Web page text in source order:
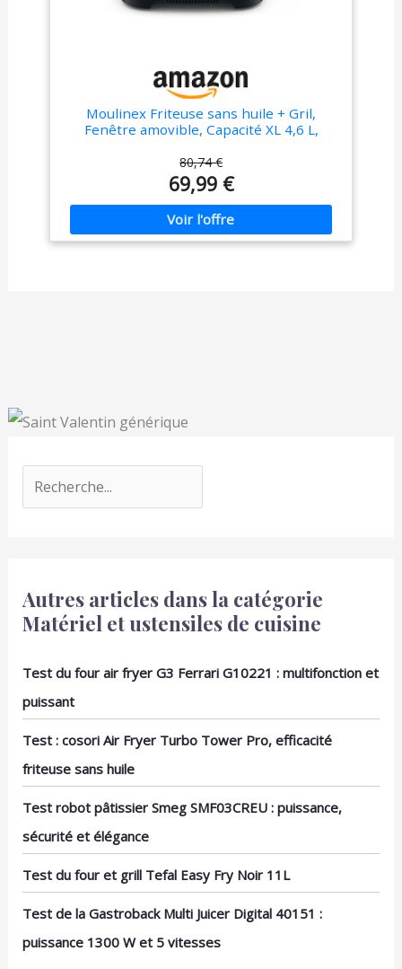
Moulinex Friteuse sans huile + Gril,
Fenêtre amovible, Capacité XL 4,6 L,
tactile, 8 programmes automatiques, Easy
Fry & Grill Vision, EZ506820
80,74 €
69,99 €
Autres articles dans la catégorie
Matériel et ustensiles de cuisine
Test du four air fryer G3 Ferrari G10221 : multifonction et
puissant
Test : cosori Air Fryer Turbo Tower Pro, efficacité
friteuse sans huile
Test robot pâtissier Smeg SMF03CREU : puissance,
sécurité et élégance
Test du four et grill Tefal Easy Fry Noir 11L
Test de la Gastroback Multi Juicer Digital 40151 :
puissance 1300 W et 5 vitesses